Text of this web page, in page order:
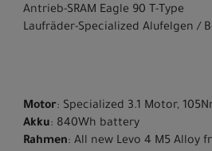
Antrieb-SRAM Eagle 90 T-Type
Laufräder-Specialized Alufelgen /
Motor: Specialized 3.1 Motor,
Akku: 840Wh battery
Rahmen: All new Levo 4 M5 Alloy